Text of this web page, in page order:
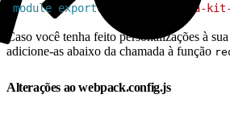
module exports 'pwa-
Caso você tenha feito personalizações à
adicione-as abaixo da chamada à função
Alterações ao webpack.config.js